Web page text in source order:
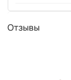
Отзывы